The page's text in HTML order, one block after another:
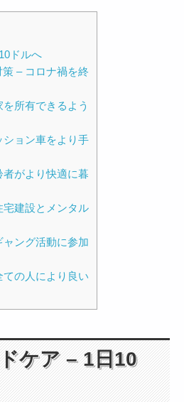
ドルへ
– コロナ禍を終
所有できるよう
ション車をより手
がより快適に暮
宅建設とメンタル
ング活動に参加
の人により良い
ケア – 1日10